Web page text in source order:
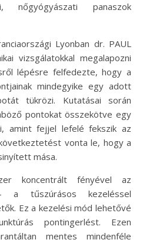
nőgyógyászati panaszok
Lyonban dr. PAUL
vizsgálatokkal megalapozni
lépésre felfedezte, hogy a
mindegyike egy adott
tükrözi. Kutatásai során
pontokat összekötve egy
amint fejjel lefelé fekszik az
vonta le, hogy a
mása.
koncentrált fényével az
a tűszúrásos kezeléssel
Ez a kezelési mód lehetővé
pontingerlést. Ezen
mentes mindenféle